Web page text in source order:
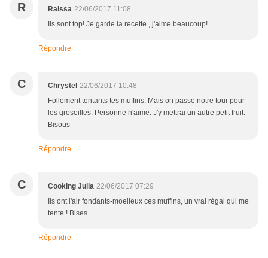
R Raissa 22/06/2017 11:08
Ils sont top! Je garde la recette , j'aime beaucoup!
Répondre
C Chrystel 22/06/2017 10:48
Follement tentants tes muffins. Mais on passe notre tour pour
les groseilles. Personne n'aime. J'y mettrai un autre petit fruit.
Bisous
Répondre
C Cooking Julia 22/06/2017 07:29
Ils ont l'air fondants-moelleux ces muffins, un vrai régal qui me
tente ! Bises
Répondre